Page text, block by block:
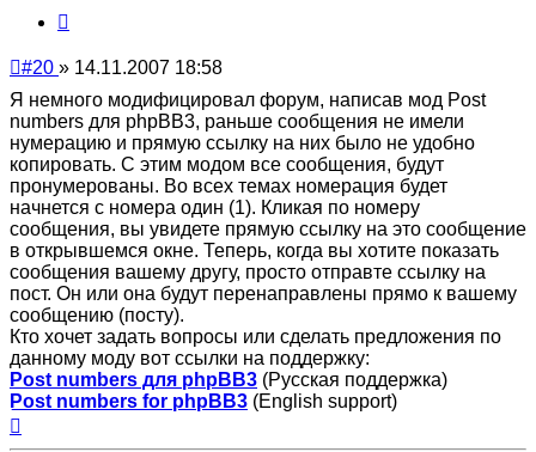
Непрочитанное
#20 » 14.11.2007 18:58
Я немного модифицировал форум, написав мод Post
numbers для phpBB3, раньше сообщения не имели
нумерацию и прямую ссылку на них было не удобно
копировать. С этим модом все сообщения, будут
пронумерованы. Во всех темах номерация будет
начнется с номера один (1). Кликая по номеру
сообщения, вы увидете прямую ссылку на это сообщение
в открывшемся окне. Теперь, когда вы хотите показать
сообщения вашему другу, просто отправте ссылку на
пост. Он или она будут перенаправлены прямо к вашему
сообщению (посту).
Кто хочет задать вопросы или сделать предложения по
данному моду вот ссылки на поддержку:
Post numbers для phpBB3 (Русская поддержка)
Post numbers for phpBB3 (English support)